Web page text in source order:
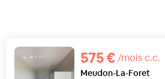
575 € /mois c.c.
Meudon-La-Foret